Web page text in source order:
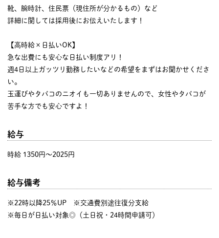
靴、腕時計、住民票（現住所が分かるもの）など
詳細に関しては採用後にお伝えいたします！
【高時給×日払いOK】
急な出費にも安心な日払い制度アリ！
週4日以上ガッツリ勤務したいなどの希望をまずはお聞かせくださ
い。
玉運びやタバコのニオイも一切ありませんので、女性やタバコが
苦手な方でも安心ですよ！
給与
時給 1350円〜2025円
給与備考
※22時以降25％UP ※交通費別途往復分支給
※毎日が日払い対象◎（土日祝・24時間申請可）